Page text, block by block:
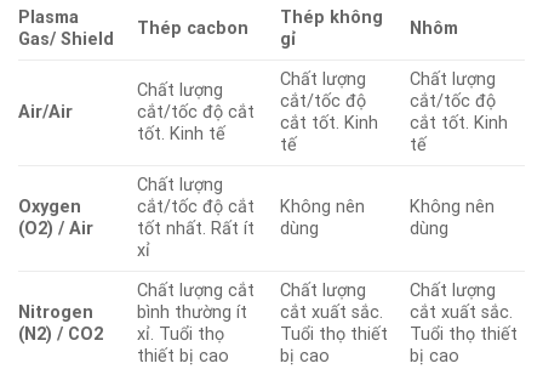
Plasma
Gas/ Shield
Thép cacbon
Thép không
gỉ
Nhôm
Air/Air
Chất lượng
cắt/tốc độ cắt
tốt. Kinh tế
Chất lượng
cắt/tốc độ
cắt tốt. Kinh
tế
Chất lượng
cắt/tốc độ
cắt tốt. Kinh
tế
Oxygen
(O2) / Air
Chất lượng
cắt/tốc độ cắt
tốt nhất. Rất ít
xỉ
Không nên
dùng
Không nên
dùng
Nitrogen
(N2) / CO2
Chất lượng cắt
bình thường ít
xỉ. Tuổi thọ
thiết bị cao
Chất lượng
cắt xuất sắc.
Tuổi thọ thiết
bị cao
Chất lượng
cắt xuất sắc.
Tuổi thọ thiết
bị cao